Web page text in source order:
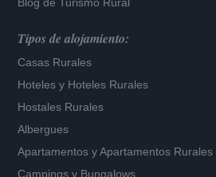
Tipos de alojamiento:
Casas Rurales
Hoteles y Hoteles Rurales
Hostales Rurales
Albergues
Apartamentos yApartamentos Rurales
Campings y Bungalows